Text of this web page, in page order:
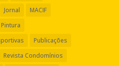
Jornal
MACIF
Pintura
Publicações
Revista Condomínios